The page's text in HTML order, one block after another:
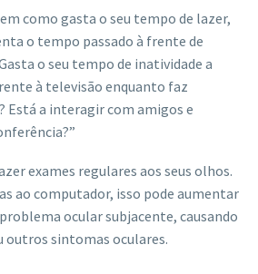
como gasta o seu tempo de lazer,
o tempo passado à frente de
o seu tempo de inatividade a
à televisão enquanto faz
Está a interagir com amigos e
exames regulares aos seus olhos.
ao computador, isso pode aumentar
ocular subjacente, causando
outros sintomas oculares.